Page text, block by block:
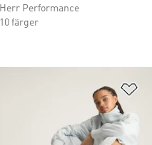
Herr Performance
10 färger